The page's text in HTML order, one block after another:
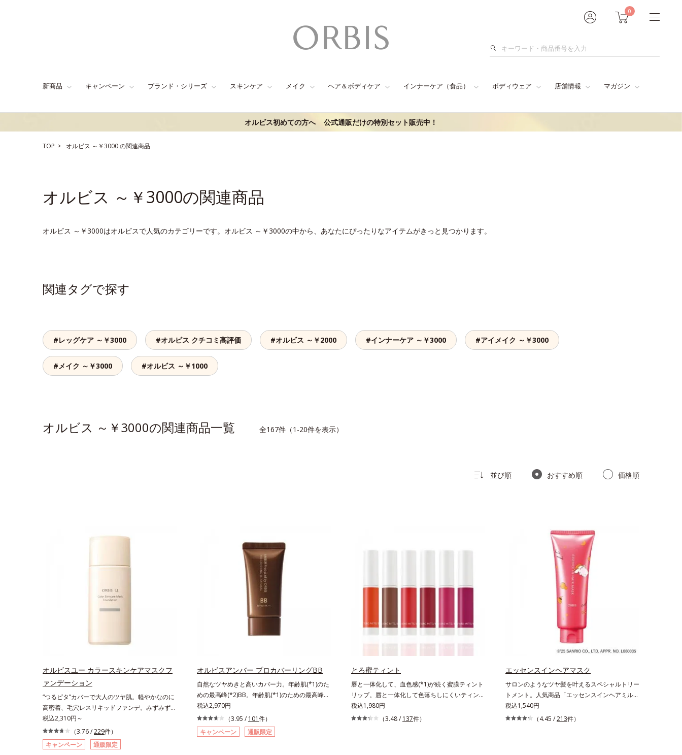
0
検
新商品 キャンペーン ブランド・シリーズ スキンケア メイク ヘア＆ボディケア インナーケア（食品） ボディウェア 店舗情報 マガジン
オルビス初めての方へ 公式通販だけの特別セット販売中！
TOP オルビス ～￥3000の関連商品
オルビス ～￥3000の関連商品
オルビス ～￥3000はオルビスで人気のカテゴリーです。オルビス ～￥3000の中から、あなたにぴったりなアイテムがきっと見つかります。
関連タグで探す
#レッグケア ～￥3000 #オルビス クチコミ高評価 #オルビス ～￥2000 #インナーケア ～￥3000 #アイメイク ～￥3000
#メイク ～￥3000 #オルビス ～￥1000
オルビス ～￥3000の関連商品一覧 全167件（1-20件を表示）
並び順 おすすめ順 価格順
オルビスユー カラースキンケアマスクフ
ァンデーション
“つるピタ”カバーで大人のツヤ肌。軽やかなのに
高密着、毛穴レスリキッドファンデ。みずみずし
く、とけ込むように密着カバー毛穴レスでなめら
かな質感美へ導く、リキッドファンデーション
「カバーはしたいけど厚塗り感はイヤ」「素肌が
もともとキレイな人だと思われたい」そんなお客
税込2,310円～
（3.76 /229件）
キャンペーン
通販限定
オルビスアンバー プロカバーリングBB
自然なツヤめきと高いカバー力。年齢肌(*1)のた
めの最高峰(*2)BB。年齢肌(*1)のための最高峰
(*2)BBクリームです。肌のアラを光でふわりと
とばし、くすみや凹凸も軽やかにカバー。さらに
厚みのあるテクスチャーが均一にのび広がり、し
っかりカバーしながらも自然な仕上がりです。年
税込2,970円
（3.95 / 101件）
キャンペーン
通販限定
とろ蜜ティント
唇と一体化して、血色感(*1)が続く蜜膜ティント
リップ。唇と一体化して色落ちしにくいティント
処方とうるおいを両立した、ティントリップで
す。色が長時間唇に密着するオイル(*2)配合だか
税込1,980円
（3.48 / 137件）
エッセンスインヘアマスク
サロンのようなツヤ髪を叶えるスペシャルトリー
トメント。人気商品「エッセンスインヘアミル
ク」と同じシリーズの、お風呂で美しいツヤ髪を
叶えるスペシャルヘアマスクです。シャンプー後
税込1,540円
（4.45 /213件）